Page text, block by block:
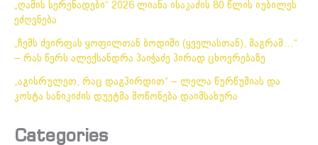
„ღამის სერენადები“ 2026 ლიანა ისაკაძის 80 წლის იუბილეს
ეძღვნება
„ჩემს ძვირფას ყოფილთან ბოდიში (ყველასთან), მაგრამ…“
– რას წერს ალექსანდრა პაიჭაძე პირად ცხოვრებაზე
„აგისრულეთ, რაც დაგპირდით“ – ლელა წურწუმიას და
კოსტა სანიკიძის დუეტმა მოწონება დაიმსახურა
Categories